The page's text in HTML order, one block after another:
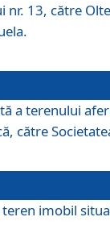
nr. 13, către
a terenului
către
imobil